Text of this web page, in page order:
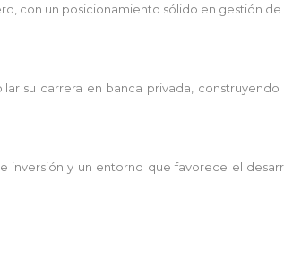
con un posicionamiento sólido en gestión de
su carrera en banca privada, construyendo
inversión y un entorno que favorece el